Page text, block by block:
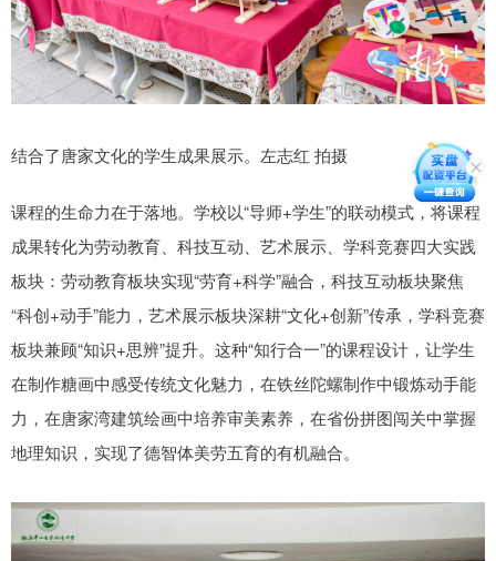
结合了唐家文化的学生成果展示。左志红 拍摄
课程的生命力在于落地。学校以“导师+学生”的联动模式，将课程
成果转化为劳动教育、科技互动、艺术展示、学科竞赛四大实践
板块：劳动教育板块实现“劳育+科学”融合，科技互动板块聚焦
“科创+动手”能力，艺术展示板块深耕“文化+创新”传承，学科竞赛
板块兼顾“知识+思辨”提升。这种“知行合一”的课程设计，让学生
在制作糖画中感受传统文化魅力，在铁丝陀螺制作中锻炼动手能
力，在唐家湾建筑绘画中培养审美素养，在省份拼图闯关中掌握
地理知识，实现了德智体美劳五育的有机融合。